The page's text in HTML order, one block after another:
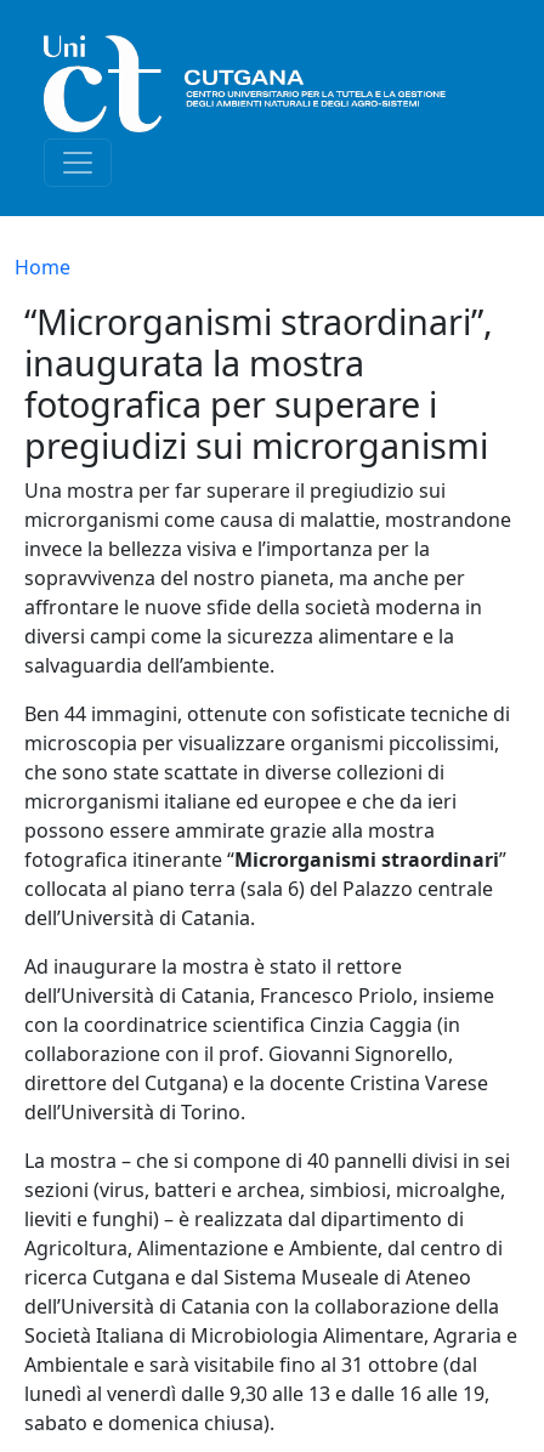
Briciole di pane
Home
“Microrganismi straordinari”,
inaugurata la mostra
fotografica per superare i
pregiudizi sui microrganismi
Una mostra per far superare il pregiudizio sui
microrganismi come causa di malattie, mostrandone
invece la bellezza visiva e l’importanza per la
sopravvivenza del nostro pianeta, ma anche per
affrontare le nuove sfide della società moderna in
diversi campi come la sicurezza alimentare e la
salvaguardia dell’ambiente.
Ben 44 immagini, ottenute con sofisticate tecniche di
microscopia per visualizzare organismi piccolissimi,
che sono state scattate in diverse collezioni di
microrganismi italiane ed europee e che da ieri
possono essere ammirate grazie alla mostra
fotografica itinerante “Microrganismi straordinari”
collocata al piano terra (sala 6) del Palazzo centrale
dell’Università di Catania.
Ad inaugurare la mostra è stato il rettore
dell’Università di Catania, Francesco Priolo, insieme
con la coordinatrice scientifica Cinzia Caggia (in
collaborazione con il prof. Giovanni Signorello,
direttore del Cutgana) e la docente Cristina Varese
dell’Università di Torino.
La mostra – che si compone di 40 pannelli divisi in sei
sezioni (virus, batteri e archea, simbiosi, microalghe,
lieviti e funghi) – è realizzata dal dipartimento di
Agricoltura, Alimentazione e Ambiente, dal centro di
ricerca Cutgana e dal Sistema Museale di Ateneo
dell’Università di Catania con la collaborazione della
Società Italiana di Microbiologia Alimentare, Agraria e
Ambientale e sarà visitabile fino al 31 ottobre (dal
lunedì al venerdì dalle 9,30 alle 13 e dalle 16 alle 19,
sabato e domenica chiusa).